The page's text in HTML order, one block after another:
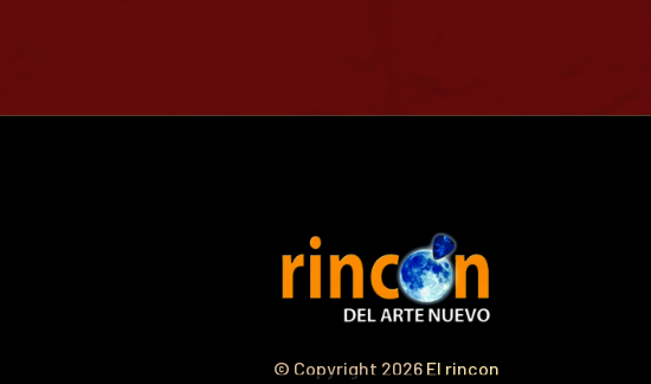
© Copyright 2026 El rincon